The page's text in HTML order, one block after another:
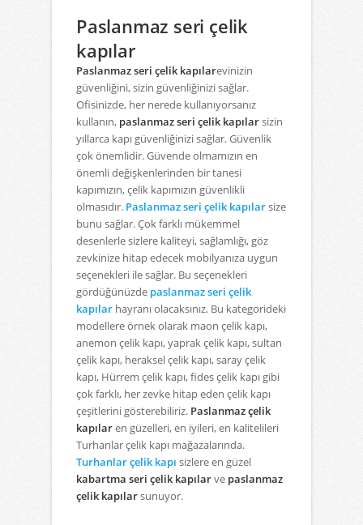
Paslanmaz seri çelik
kapılar
Paslanmaz seri çelik kapılarevinizin
güvenliğini, sizin güvenliğinizi sağlar.
Ofisinizde, her nerede kullanıyorsanız
kullanın, paslanmaz seri çelik kapılarsizin
yıllarca kapı güvenliğinizi sağlar. Güvenlik
çok önemlidir. Güvende olmamızın en
önemli değişkenlerinden bir tanesi
kapımızın, çelik kapımızın güvenlikli
olmasıdır. Paslanmaz seri çelik kapılarsize
bunu sağlar. Çok farklı mükemmel
desenlerle sizlere kaliteyi, sağlamlığı, göz
zevkinize hitap edecek mobilyanıza uygun
seçenekleri ile sağlar. Bu seçenekleri
gördüğünüzde paslanmaz seri çelik
kapılar hayranı olacaksınız. Bu kategorideki
modellere örnek olarak maon çelik kapı,
anemon çelik kapı, yaprak çelik kapı, sultan
çelik kapı, heraksel çelik kapı, saray çelik
kapı, Hürrem çelik kapı, fides çelik kapı gibi
çok farklı, her zevke hitap eden çelik kapı
çeşitlerini gösterebiliriz. Paslanmaz çelik
kapılaren güzelleri, en iyileri, en kalitelileri
Turhanlar çelik kapı mağazalarında.
Turhanlar çelik kapı sizlere en güzel
kabartma seri çelik kapılarve paslanmaz
çelik kapılarsunuyor.